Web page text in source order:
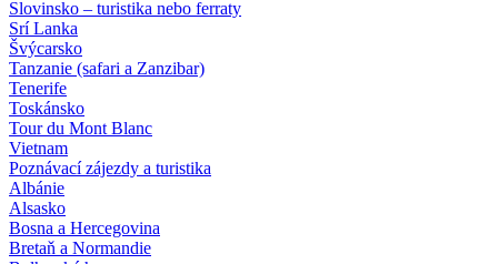
Slovinsko – turistika nebo ferraty
Srí Lanka
Švýcarsko
Tanzanie (safari a Zanzibar)
Tenerife
Toskánsko
Tour du Mont Blanc
Vietnam
Poznávací zájezdy a turistika
Albánie
Alsasko
Bosna a Hercegovina
Bretaň a Normandie